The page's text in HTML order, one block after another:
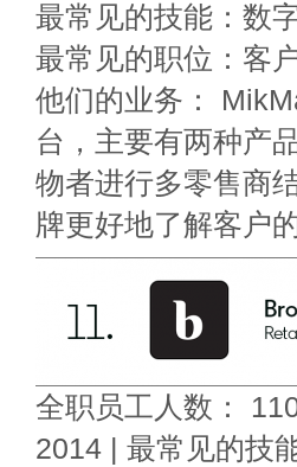
最常见的技能：数
最常见的职位：客
他们的业务：
台，主要有两种产
物者进行多零售商
牌更好地了解客户
全职员工人数：
2014 | 最常见的技